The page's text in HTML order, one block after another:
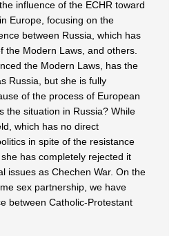
influence of the ECHR toward
Europe, focusing on the
between Russia, which has
the Modern Laws, and others.
the Modern Laws, has the
Russia, but she is fully
of the process of European
the situation in Russia? While
which has no direct
in spite of the resistance
has completely rejected it
issues as Chechen War. On the
sex partnership, we have
between Catholic-Protestant